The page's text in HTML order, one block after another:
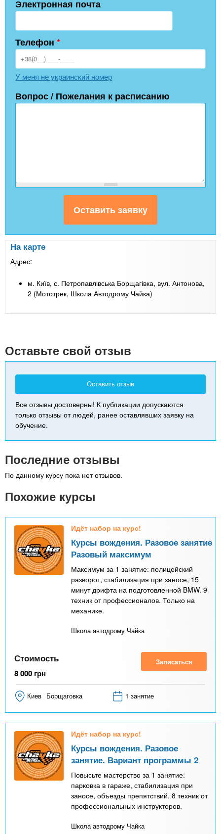
Электронная почта
Телефон *
У меня не украинский номер
Вопрос / Пожелания к расписанию
На карте
Адрес:
м. Київ, с. Петропавлівська Борщагівка, вул. Антонова,
2 (Мототрек, Школа Автодрому Чайка)
Оставьте свой отзыв
Оставить отзыв
Все отзывы достоверны! К публикации допускаются
только отзывы от людей, ранее оставлявших заявку на
обучение.
Последние отзывы
По данному курсу пока нет отзывов.
Похожие курсы
Идёт набор на курс!
Курсы вождения. Разовое занятие
Разовый максимум
Максимум за 1 занятие: полицейский
разворот, стабилизация при заносе, 15
минут дрифта на подготовленной BMW. 9
техник от профессионалов. Только на
механике.
Школа автодрому Чайка
Стоимость
8 000 грн
Записаться
Киев Борщаговка 1 занятие
Идёт набор на курс!
Курсы вождения. Разовое
занятие. Вариант программы 2
Повысьте мастерство за 1 занятие:
парковка в гараже, стабилизация при
заносе, объезды препятствий. 8 техник от
профессиональных инструкторов.
Школа автодрому Чайка